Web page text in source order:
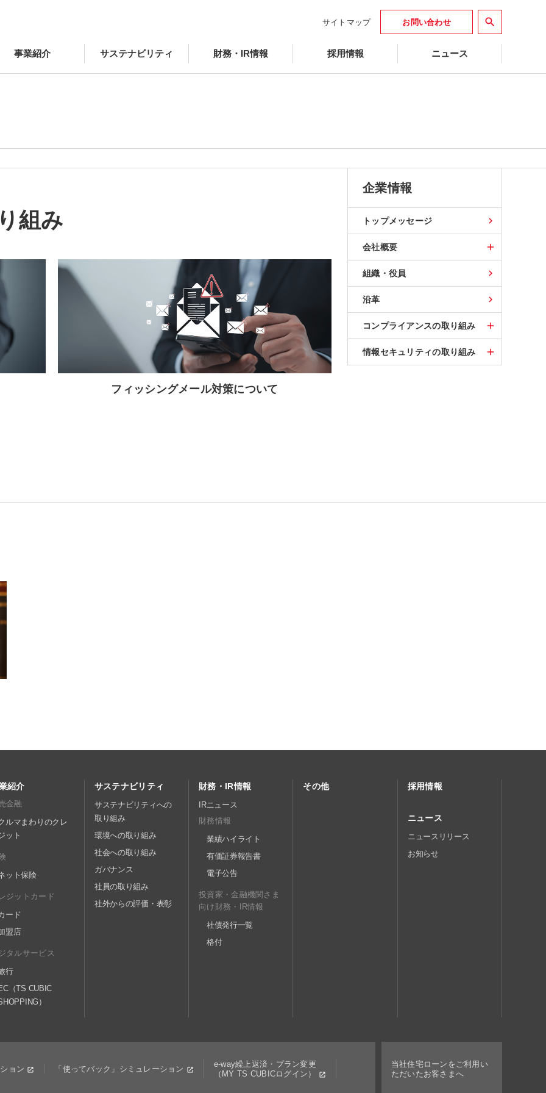
サイトマップ お問い合わせ search
事業紹介 サステナビリティ 財務・IR情報 採用情報 ニュース
組み
フィッシングメール対策について
企業情報
トップメッセージ
会社概要
組織・役員
沿革
コンプライアンスの取り組み
情報セキュリティの取り組み
紹介
金融
ルマまわりのクレ
ット
ット保険
ジットカード
ード
盟店
タルサービス
行
（TS CUBIC
）
サステナビリティ
サステナビリティへの
取り組み
環境への取り組み
社会への取り組み
ガバナンス
社員の取り組み
社外からの評価・表彰
財務・IR情報
IRニュース
財務情報
業績ハイライト
有価証券報告書
電子公告
投資家・金融機関さま
向け財務・IR情報
社債発行一覧
格付
その他 採用情報
ニュース
ニュースリリース
お知らせ
ョン 「使ってバック」シミュレーション
e-way繰上返済・プラン変更
（MY TS CUBICログイン）
当社住宅ローンをご利用い
ただいたお客さまへ